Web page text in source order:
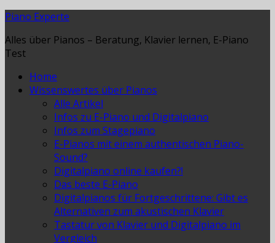
Piano Experte
Alles über Pianos – Beratung, Klavier lernen, E-Piano
Test
Home
Wissenswertes über Pianos
Alle Artikel
Infos zu E-Piano und Digitalpiano
Infos zum Stagepiano
E-Pianos mit einem authentischen Piano-
Sound?
Digitalpiano online kaufen?!
Das beste E-Piano
Digitalpianos für Fortgeschrittene: Gibt es
Alternativen zum akustischen Klavier
Tastatur von Klavier und Digitalpiano im
Vergleich